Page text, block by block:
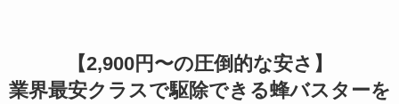
【2,900円〜の圧倒的な安さ】
業界最安クラスで駆除できる蜂バスターを